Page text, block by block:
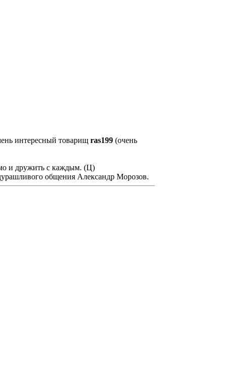
интересный товарищ ras199 (очень
и дружить с каждым. (Ц)
общения Александр Морозов.